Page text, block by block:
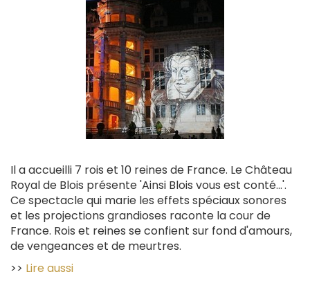
Il a accueilli 7 rois et 10 reines de France. Le Château
Royal de Blois présente 'Ainsi Blois vous est conté...'.
Ce spectacle qui marie les effets spéciaux sonores
et les projections grandioses raconte la cour de
France. Rois et reines se confient sur fond d'amours,
de vengeances et de meurtres.
>> Lire aussi